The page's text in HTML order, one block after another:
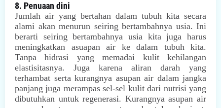
8. Penuaan dini
Jumlah air yang bertahan dalam tubuh kita secara
alami akan menurun seiring bertambahnya usia. Ini
berarti seiring bertambahnya usia kita juga harus
meningkatkan asuapan air ke dalam tubuh kita.
Tanpa hidrasi yang memadai kulit kehilangan
elastisitasnya. Juga karena aliran darah yang
terhambat serta kurangnya asupan air dalam jangka
panjang juga merampas sel-sel kulit dari nutrisi yang
dibutuhkan untuk regenerasi. Kurangnya asupan air